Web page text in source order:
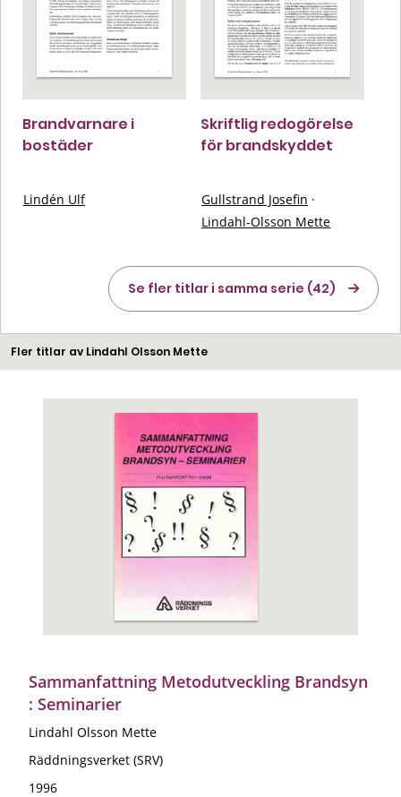
Brandvarnare i
bostäder
Lindén Ulf
Skriftlig redogörelse
för brandskyddet
Gullstrand Josefin ·
Lindahl-Olsson Mette
Se fler titlar i samma serie (42)
Fler titlar av Lindahl Olsson Mette
Sammanfattning Metodutveckling Brandsyn
: Seminarier
Lindahl Olsson Mette
Räddningsverket (SRV)
1996